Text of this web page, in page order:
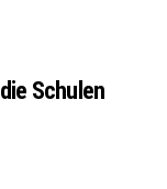
Schulen